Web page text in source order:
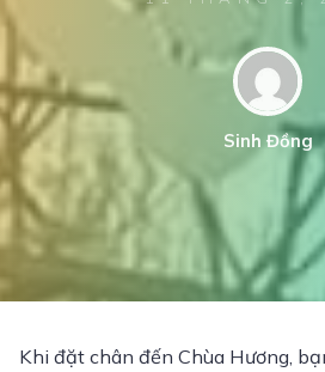
Sinh Đồng
Khi đặt chân đến Chùa Hương,